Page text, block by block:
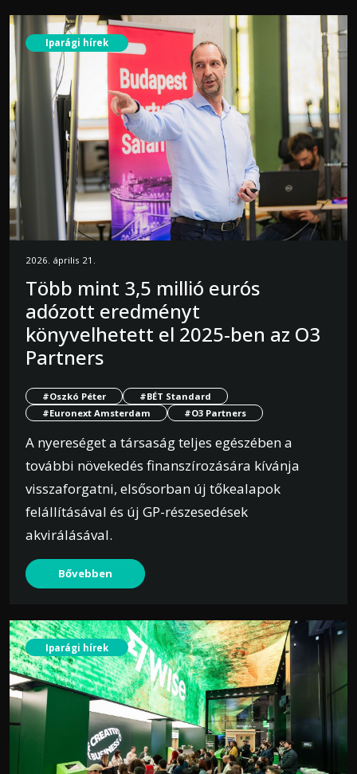
Iparági hírek
2026. április 21.
Több mint 3,5 millió eurós
adózott eredményt
könyvelhetett el 2025-ben az O3
Partners
#Oszkó Péter
#BÉT Standard
#Euronext Amsterdam
#O3 Partners
A nyereséget a társaság teljes egészében a
további növekedés finanszírozására kívánja
visszaforgatni, elsősorban új tőkealapok
felállításával és új GP-részesedések
akvirálásával.
Bővebben
Iparági hírek